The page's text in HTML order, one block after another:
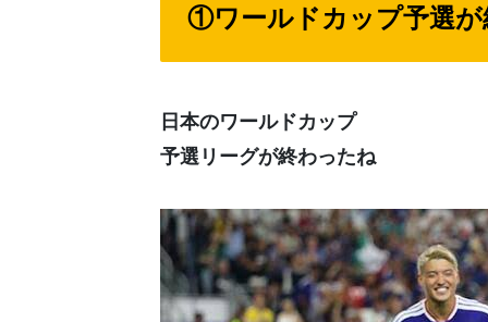
①ワールドカップ予選が
日本のワールドカップ
予選リーグが終わったね